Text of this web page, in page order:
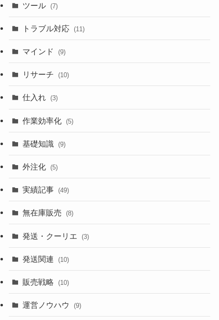
ツール (7)
トラブル対応 (11)
マインド (9)
リサーチ (10)
仕入れ (3)
作業効率化 (5)
基礎知識 (9)
外注化 (5)
実績記事 (49)
無在庫販売 (8)
発送・クーリエ (3)
発送関連 (10)
販売戦略 (10)
運営ノウハウ (9)